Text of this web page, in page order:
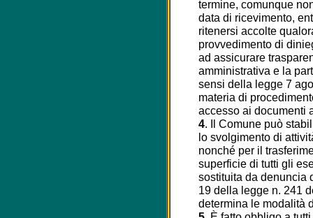
termine, comunque
data di ricevimento,
ritenersi accolte
provvedimento di
ad assicurare
amministrativa e la
sensi della legge 7
materia di
accesso ai documenti
4. Il Comune può
lo svolgimento di
nonché per il
superficie di tutti gli
sostituita da denuncia
19 della legge n. 241
determina le modalità